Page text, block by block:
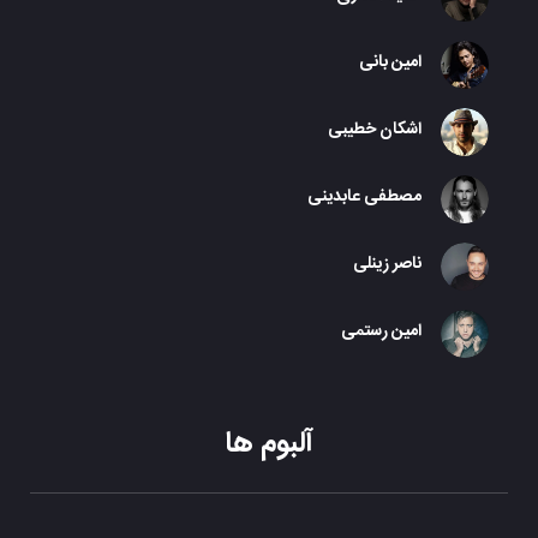
امین بانی
اشکان خطیبی
مصطفی عابدینی
ناصر زینلی
امین رستمی
آلبوم ها